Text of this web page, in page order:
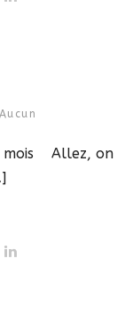
Aucun
mois Allez, on